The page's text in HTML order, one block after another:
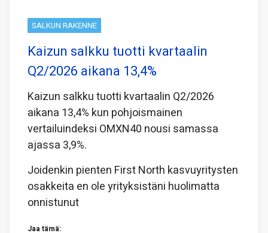
SALKUN RAKENNE
Kaizun salkku tuotti kvartaalin
Q2/2026 aikana 13,4%
Kaizun salkku tuotti kvartaalin Q2/2026
aikana 13,4% kun pohjoismainen
vertailuindeksi OMXN40 nousi samassa
ajassa 3,9%.
Joidenkin pienten First North kasvuyritysten
osakkeita en ole yrityksistäni huolimatta
onnistunut
Jaa tämä: